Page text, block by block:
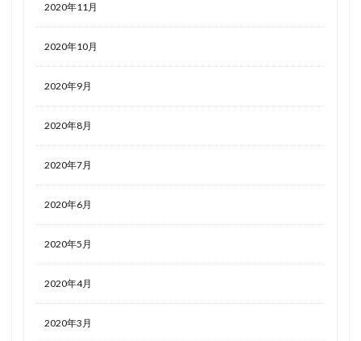
2020年11月
2020年10月
2020年9月
2020年8月
2020年7月
2020年6月
2020年5月
2020年4月
2020年3月